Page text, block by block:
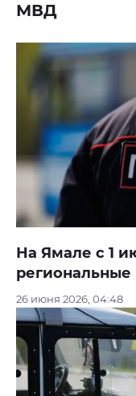
МВД
На Ямале с 1
26 июня 2026, 04:48